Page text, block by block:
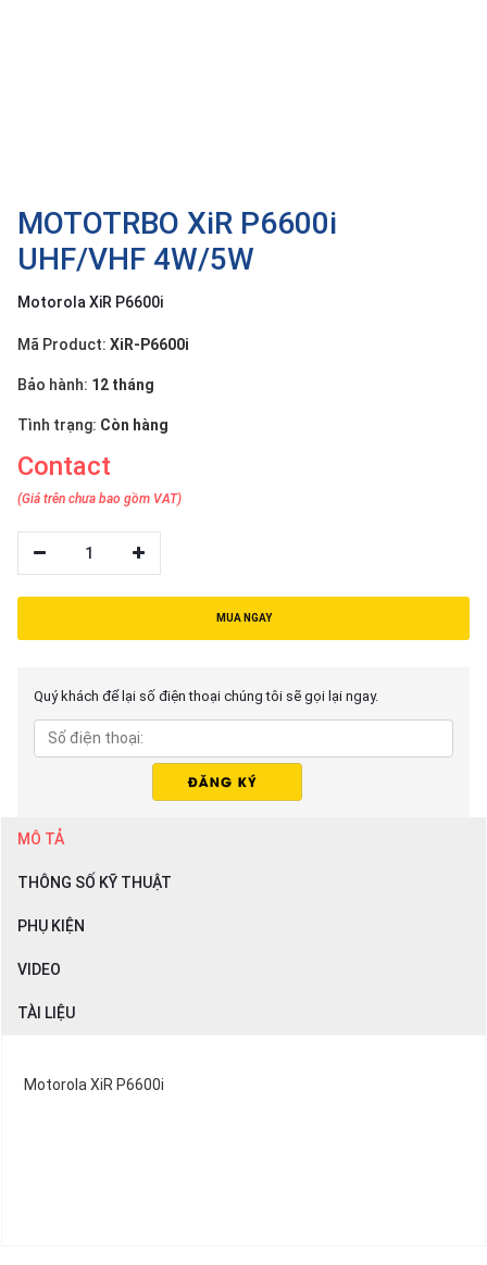
MOTOTRBO XiR P6600i
UHF/VHF 4W/5W
Motorola XiR P6600i
Mã Product: XiR-P6600i
Bảo hành: 12 tháng
Tình trạng: Còn hàng
Contact
(Giá trên chưa bao gồm VAT)
1
MUA NGAY
Quý khách để lại số điện thoại chúng tôi sẽ gọi lại ngay.
MÔ TẢ
THÔNG SỐ KỸ THUẬT
PHỤ KIỆN
VIDEO
TÀI LIỆU
Motorola XiR P6600i
Contact
Giới
thiệu
việt
English